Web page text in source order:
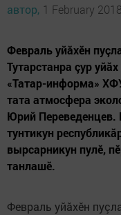
автор, 1 February
Февраль уйăхӗн
Тутарстанра çур
«Татар-информа»
тата атмосфера
Юрий Переведенцев.
тунтикун
вырсарникун пулӗ,
танлашӗ.
Февраль уйăхӗн